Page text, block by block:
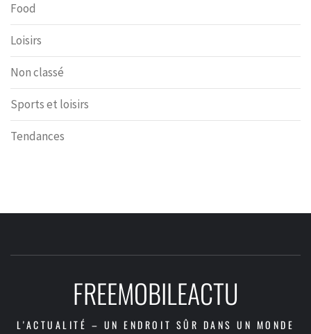
Food
Loisirs
Non classé
Sports et loisirs
Tendances
FREEMOBILEACTU
L'ACTUALITÉ – UN ENDROIT SÛR DANS UN MONDE